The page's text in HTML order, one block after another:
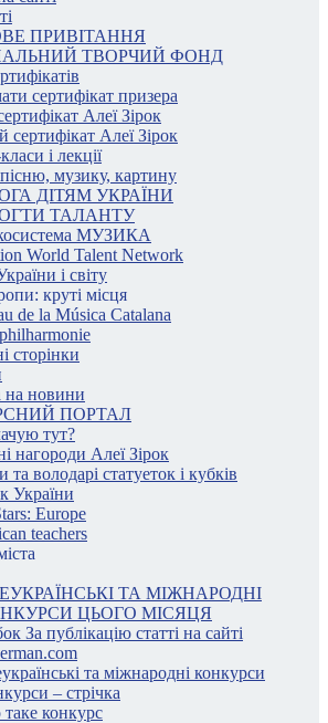
ПРИВІТАННЯ
ТВОРЧИЙ ФОНД
сертифікат призера
Алеї Зірок
сертифікат Алеї Зірок
і лекції
музику, картину
ДІТЯМ УКРАЇНИ
ТАЛАНТУ
МУЗИКА
World Talent Network
і світу
круті місця
de la Música Catalana
сторінки
на новини
ПОРТАЛ
тут?
нагороди Алеї Зірок
та володарі статуеток і кубків
України
Europe
teachers
ТА МІЖНАРОДНІ
ЦЬОГО МІСЯЦЯ
За публікацію статті на сайті
та міжнародні конкурси
– стрічка
конкурс